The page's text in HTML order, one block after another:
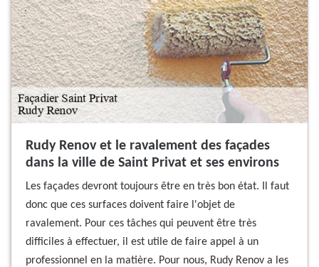
Rudy Renov et le ravalement des façades
dans la ville de Saint Privat et ses environs
Les façades devront toujours être en très bon état. Il faut
donc que ces surfaces doivent faire l'objet de
ravalement. Pour ces tâches qui peuvent être très
difficiles à effectuer, il est utile de faire appel à un
professionnel en la matière. Pour nous, Rudy Renov a les